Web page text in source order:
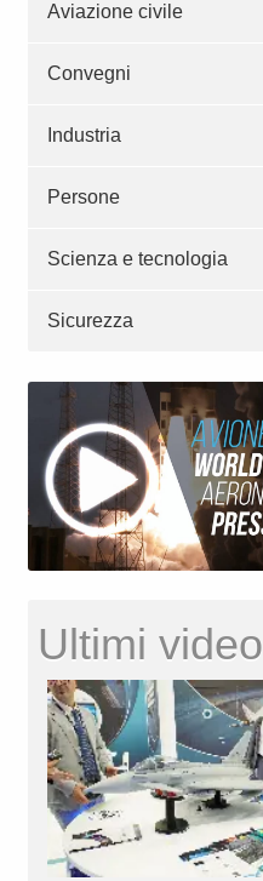
Aviazione civile
Convegni
Industria
Persone
Scienza e tecnologia
Sicurezza
Ultimi video